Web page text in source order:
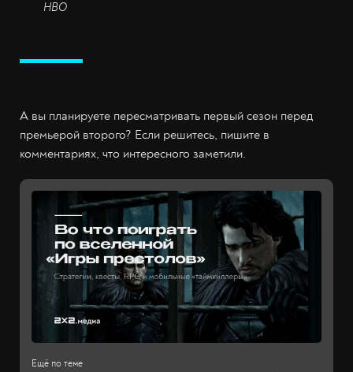
HBO
А вы планируете пересматривать первый сезон перед
премьерой второго? Если решитесь, пишите в
комментариях, что интересного заметили.